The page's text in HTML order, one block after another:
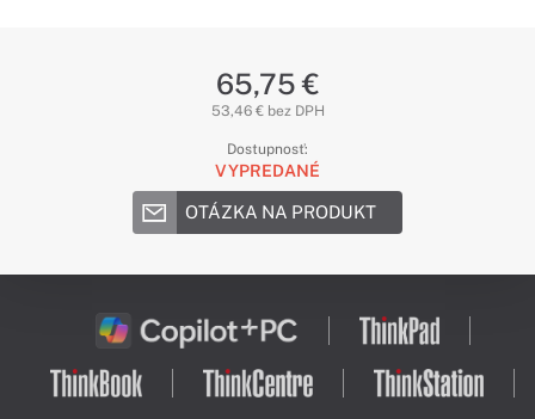
65,75 €
53,46 € bez DPH
Dostupnosť:
VYPREDANÉ
OTÁZKA NA PRODUKT